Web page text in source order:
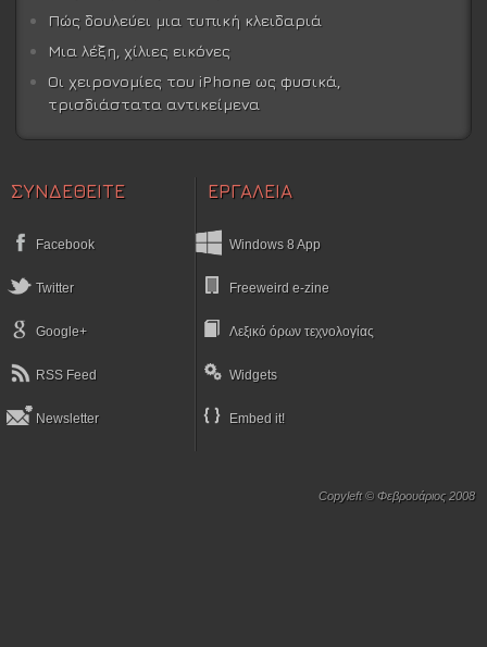
Πώς δουλεύει μια τυπική κλειδαριά
Μια λέξη, χίλιες εικόνες
Οι χειρονομίες του iPhone ως φυσικά,
τρισδιάστατα αντικείμενα
ΣΥΝΔΕΘΕΙΤΕ
Facebook
Twitter
Google+
RSS Feed
Newsletter
ΕΡΓΑΛΕΙΑ
Windows 8 App
Freeweird e-zine
Λεξικό όρων τεχνολογίας
Widgets
Embed it!
Copyleft © Φεβρουάριος 2008